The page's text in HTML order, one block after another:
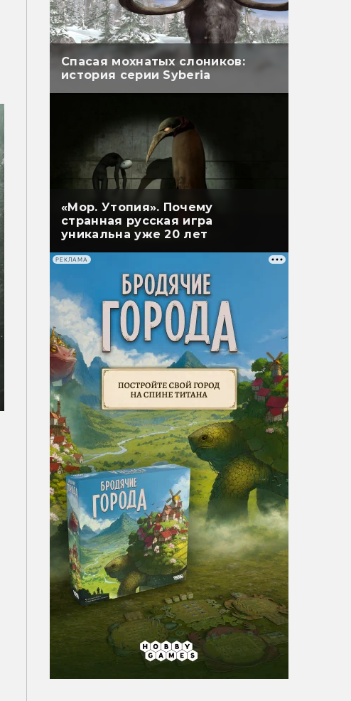
Спасая мохнатых слоников:
история серии Syberia
«Мор. Утопия». Почему
странная русская игра
уникальна уже 20 лет
РЕКЛАМА